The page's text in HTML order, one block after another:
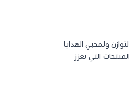
ولمحبي الهدايا
التي تعزز